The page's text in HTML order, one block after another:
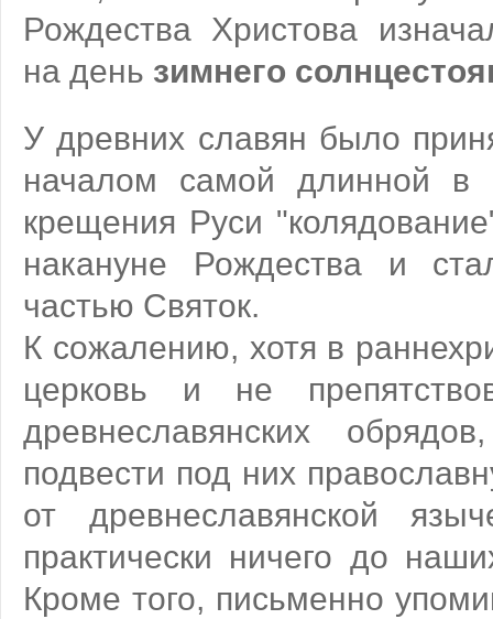
Рождества Христова
на день зимнего
У древних славян было
началом самой длинной в
крещения Руси
накануне Рождества и
частью Святок.
К сожалению, хотя в
церковь и не
древнеславянских
подвести под них
от древнеславянской
практически ничего до
Кроме того, письменно